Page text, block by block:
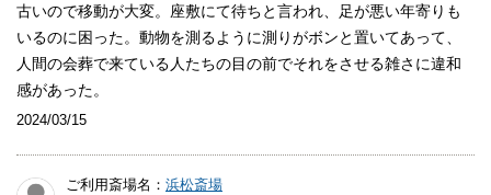
古いので移動が大変。座敷にて待ちと言われ、足が悪い年寄りも
いるのに困った。動物を測るように測りがボンと置いてあって、
人間の会葬で来ている人たちの目の前でそれをさせる雑さに違和
感があった。
2024/03/15
ご利用斎場名： 浜松斎場